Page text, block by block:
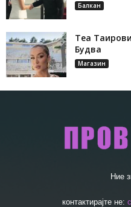
Балкан
Теа
Будва
Магазин
Ние
контактирајте не: